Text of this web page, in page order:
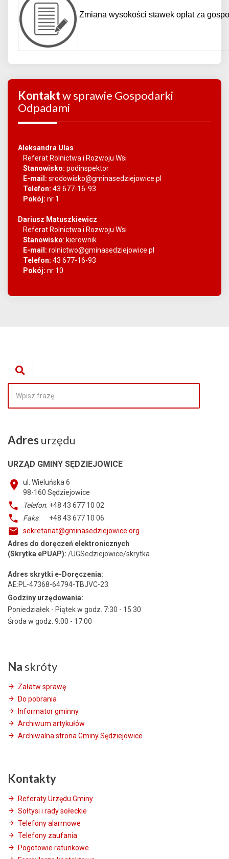
Zmiana wysokości stawek opłat za
Kontaktw sprawie Gospodarki
Odpadami
Aleksandra Ulas
Referat Rolnictwa i Rozwoju Wsi
Stanowisko: podinspektor
E-mail: srodowisko@gminasedziejowice.pl
Telefon: 43 677-16-93
Pokój: nr 1
Dariusz Matuszkiewicz
Referat Rolnictwa i Rozwoju Wsi
Stanowisko: kierownik
E-mail: rolnictwo@gminasedziejowice.pl
Telefon: 43 677-16-93
Pokój: nr 10
Adres urzędu
URZĄD GMINY SĘDZIEJOWICE
ul. Wieluńska 6
98-160 Sędziejowice
Telefon: +48 43 677 10 02
Faks: +48 43 677 10 06
sekretariat@gminasedziejowice.org
Adres do doręczeń elektronicznych
(Skrytka ePUAP): /UGSedziejowice/skrytka
Adres skrytki e-Doręczenia:
AE:PL-47368-64794-TBJVC-23
Godziny urzędowania:
Poniedziałek - Piątek w godz. 7:30 - 15:30
Środa w godz. 9:00 - 17:00
Na skróty
Załatw sprawę
Do pobrania
Informator gminny
Archiwum artykułów
Archiwalna strona Gminy Sędziejowice
Kontakty
Referaty Urzędu Gminy
Sołtysi i rady sołeckie
Telefony alarmowe
Telefony zaufania
Pogotowie ratunkowe